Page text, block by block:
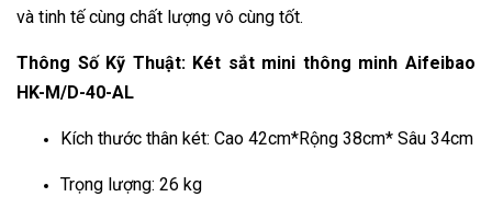
và tinh tế cùng chất lượng vô cùng tốt.
Thông Số Kỹ Thuật: Két sắt mini thông minh Aifeibao
HK-M/D-40-AL
Kích thước thân két: Cao 42cm*Rộng 38cm* Sâu 34cm
Trọng lượng: 26 kg